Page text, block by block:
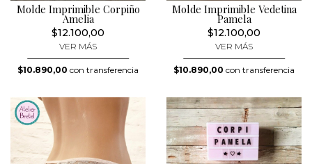
Molde Imprimible Corpiño
Amelia
$12.100,00
VER MÁS
$10.890,00 con transferencia
Molde Imprimible Vedetina
Pamela
$12.100,00
VER MÁS
$10.890,00 con transferencia